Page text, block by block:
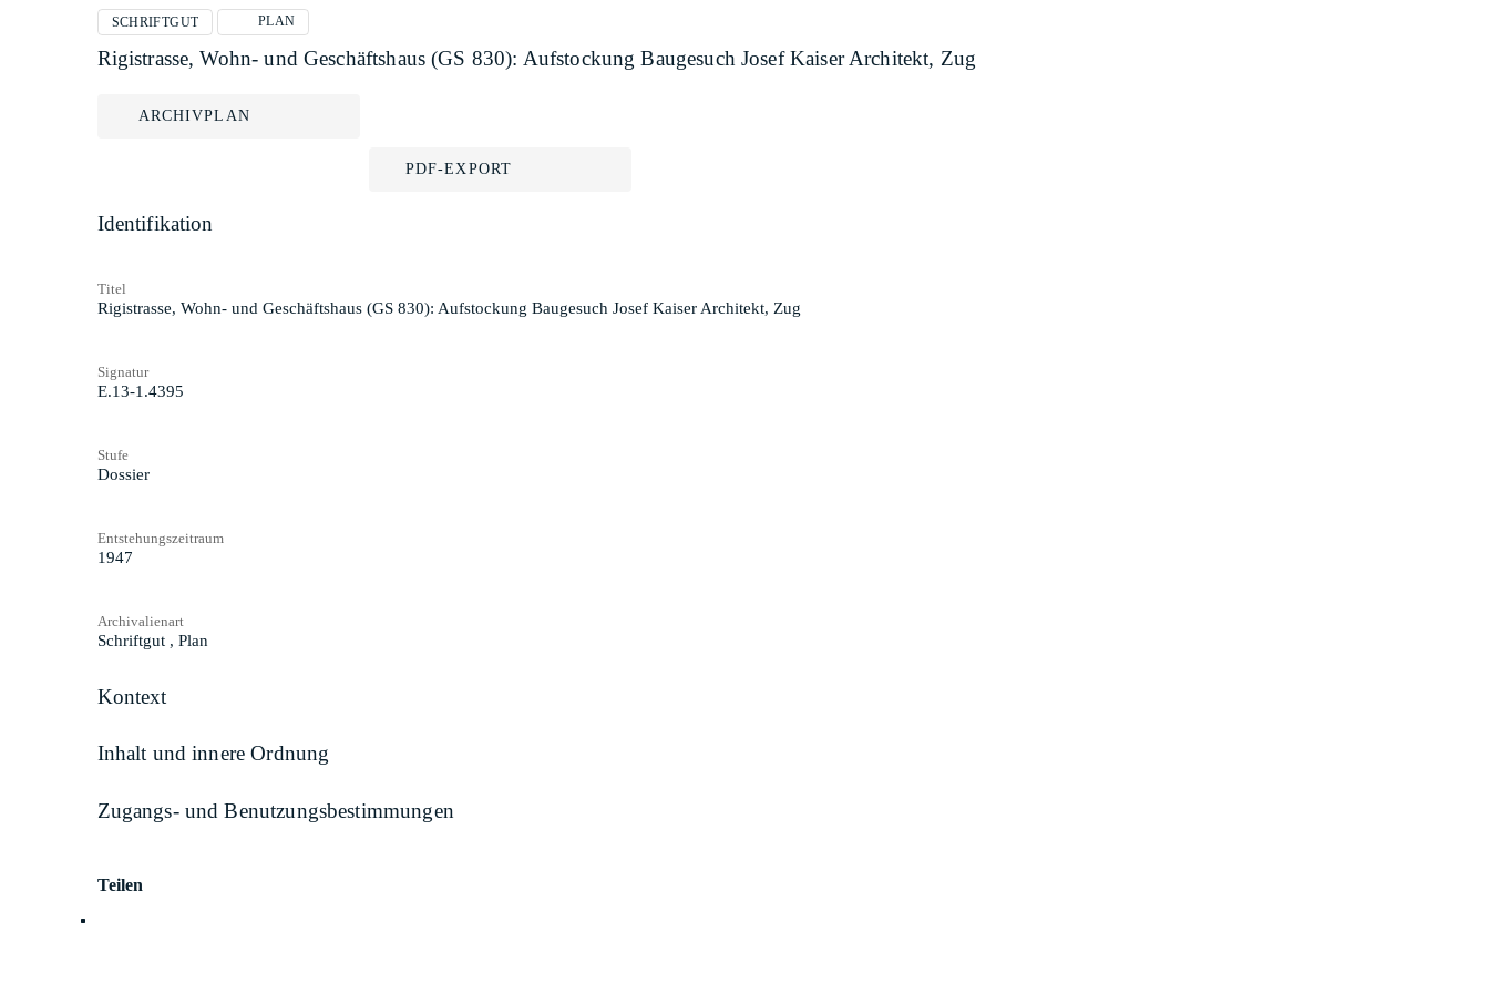
SCHRIFTGUT PLAN
Rigistrasse, Wohn- und Geschäftshaus (GS 830): Aufstockung Baugesuch Josef Kaiser Architekt, Zug
ARCHIVPLAN
PDF-EXPORT
Identifikation
Titel
Rigistrasse, Wohn- und Geschäftshaus (GS 830): Aufstockung Baugesuch Josef Kaiser Architekt, Zug
Signatur
E.13-1.4395
Stufe
Dossier
Entstehungszeitraum
1947
Archivalienart
Schriftgut , Plan
Kontext
Inhalt und innere Ordnung
Zugangs- und Benutzungsbestimmungen
Teilen